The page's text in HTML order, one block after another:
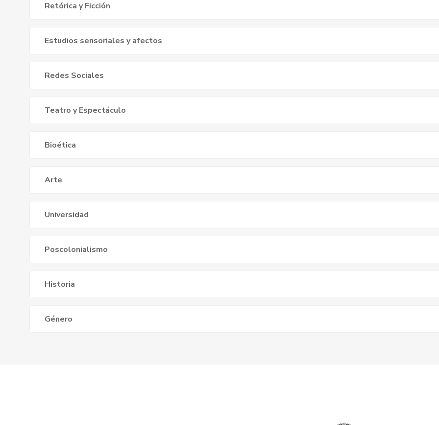
Retórica y Ficción
Estudios sensoriales y afectos
Redes Sociales
Teatro y Espectáculo
Bioética
Arte
Universidad
Poscolonialismo
Historia
Género